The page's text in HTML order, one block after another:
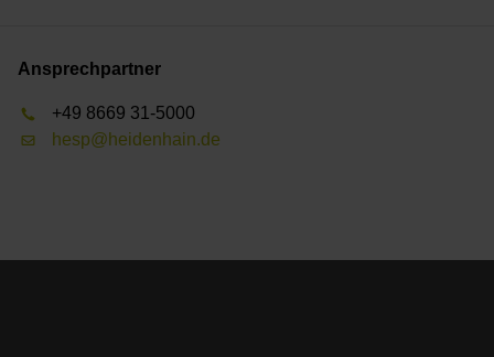
Ansprechpartner
+49 8669 31-5000
hesp@heidenhain.de